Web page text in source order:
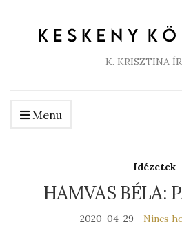
K. KRISZTINA
Menu
Idézetek
HAMVAS BÉLA:
2020-04-29 Nincs